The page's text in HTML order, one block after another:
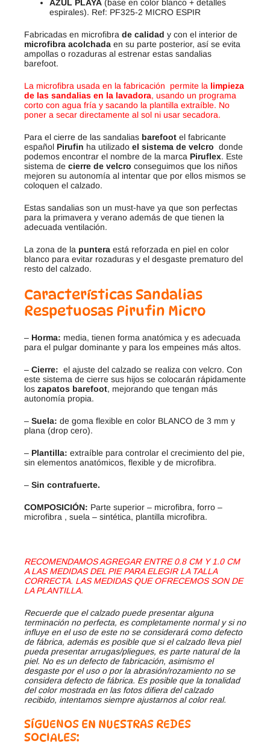
AZUL PLAYA (base en color blanco + detalles
espirales). Ref: PF325-2 MICRO ESPIR
Fabricadas en microfibra de calidad y con el interior de
microfibra acolchada en su parte posterior, así se evita
ampollas o rozaduras al estrenar estas sandalias
barefoot.
La microfibra usada en la fabricación permite la limpieza
de las sandalias en la lavadora, usando un programa
corto con agua fría y sacando la plantilla extraíble. No
poner a secar directamente al sol ni usar secadora.
Para el cierre de las sandalias barefoot el fabricante
español Pirufin ha utilizado el sistema de velcro donde
podemos encontrar el nombre de la marca Piruflex. Este
sistema de cierre de velcro conseguimos que los niños
mejoren su autonomía al intentar que por ellos mismos se
coloquen el calzado.
Estas sandalias son un must-have ya que son perfectas
para la primavera y verano además de que tienen la
adecuada ventilación.
La zona de la puntera está reforzada en piel en color
blanco para evitar rozaduras y el desgaste prematuro del
resto del calzado.
Características Sandalias
Respetuosas Pirufin Micro
– Horma: media, tienen forma anatómica y es adecuada
para el pulgar dominante y para los empeines más altos.
– Cierre: el ajuste del calzado se realiza con velcro. Con
este sistema de cierre sus hijos se colocarán rápidamente
los zapatos barefoot, mejorando que tengan más
autonomía propia.
– Suela: de goma flexible en color BLANCO de 3 mm y
plana (drop cero).
– Plantilla: extraíble para controlar el crecimiento del pie,
sin elementos anatómicos, flexible y de microfibra.
– Sin contrafuerte.
COMPOSICIÓN: Parte superior – microfibra, forro –
microfibra , suela – sintética, plantilla microfibra.
RECOMENDAMOS AGREGAR ENTRE 0.8 CM Y 1.0 CM
A LAS MEDIDAS DEL PIE PARA ELEGIR LA TALLA
CORRECTA. LAS MEDIDAS QUE OFRECEMOS SON DE
LA PLANTILLA.
Recuerde que el calzado puede presentar alguna
terminación no perfecta, es completamente normal y si no
influye en el uso de este no se considerará como defecto
de fábrica, además es posible que si el calzado lleva piel
pueda presentar arrugas/pliegues, es parte natural de la
piel. No es un defecto de fabricación, asimismo el
desgaste por el uso o por la abrasión/rozamiento no se
considera defecto de fábrica. Es posible que la tonalidad
del color mostrada en las fotos difiera del calzado
recibido, intentamos siempre ajustarnos al color real.
SÍGUENOS EN NUESTRAS REDES
SOCIALES: